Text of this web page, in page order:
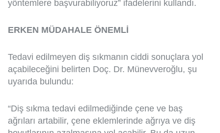
yöntemlere başvurabiliyoruz” ifadelerini kullandı.
ERKEN MÜDAHALE ÖNEMLİ
Tedavi edilmeyen diş sıkmanın ciddi sonuçlara yol
açabileceğini belirten Doç. Dr. Münevveroğlu, şu
uyarıda bulundu:
“Diş sıkma tedavi edilmediğinde çene ve baş
ağrıları artabilir, çene eklemlerinde ağrıya ve diş